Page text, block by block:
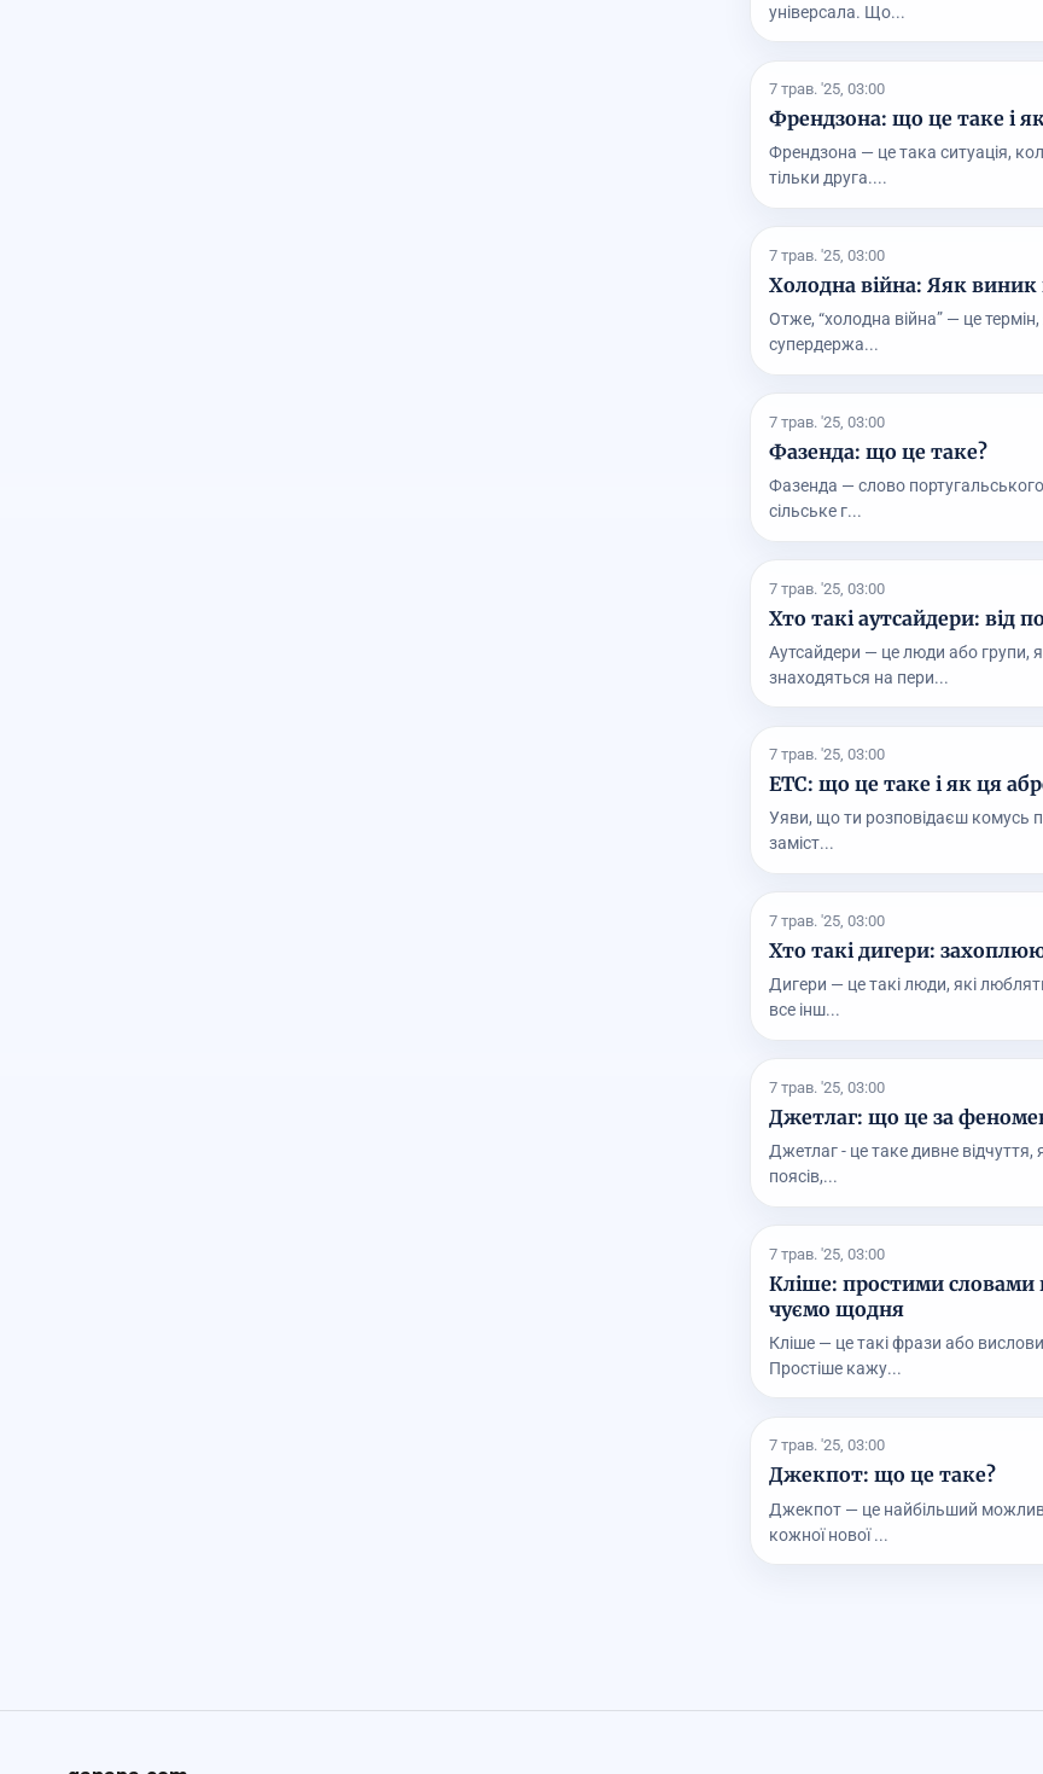
універсала. Що...
7 трав. '25, 03:00
Френдзона: що це таке і
Френдзона — це така ситуація,
тільки друга....
7 трав. '25, 03:00
Холодна війна: Яяк виник
Отже, “холодна війна” — це
супердержа...
7 трав. '25, 03:00
Фазенда: що це таке?
Фазенда — слово
сільське г...
7 трав. '25, 03:00
Хто такі аутсайдери: від
Аутсайдери — це люди або групи,
знаходяться на пери...
7 трав. '25, 03:00
ETC: що це таке і як ця
Уяви, що ти розповідаєш комусь
заміст...
7 трав. '25, 03:00
Хто такі дигери:
Дигери — це такі люди, які
все інш...
7 трав. '25, 03:00
Джетлаг: що це за
Джетлаг - це таке дивне
поясів,...
7 трав. '25, 03:00
Кліше: простими словами
чуємо щодня
Кліше — це такі фрази або
Простіше кажу...
7 трав. '25, 03:00
Джекпот: що це таке?
Джекпот — це найбільший
кожної нової ...